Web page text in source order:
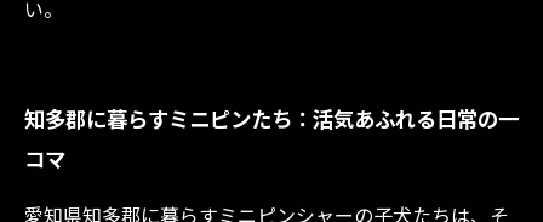
い。
知多郡に暮らすミニピンたち：活気あふれる日常の一
コマ
愛知県知多郡に暮らすミニピンシャーの子犬たちは、そ